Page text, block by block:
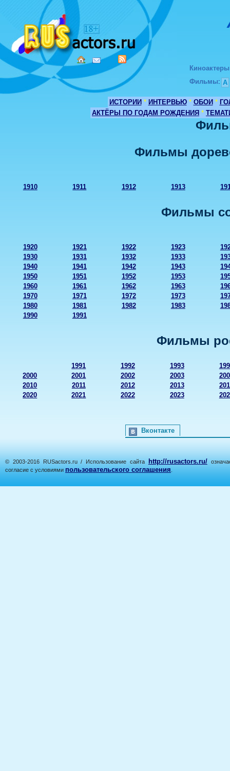
Киноактеры
Фильмы: А
ИСТОРИИ * ИНТЕРВЬЮ * ОБОИ *
АКТЁРЫ ПО ГОДАМ РОЖДЕНИЯ *
Фильмы
1910 1911 1912 1913
Фильмы
1920 1921 1922 1923
1930
1931 1932 1933
1940
1941 1942 1943
1950
1951 1952 1953
1960
1961 1962 1963
1970
1971 1972 1973
1980
1981 1982 1983
1990
1991
Фильмы
1991 1992 1993
2000
2001 2002 2003
2010
2011 2012 2013
2020
2021 2022 2023
Вконтакте
© 2003-2016 RUSactors.ru / Использование сайта http://rusactors.ru/
согласие с условиями пользовательского соглашения